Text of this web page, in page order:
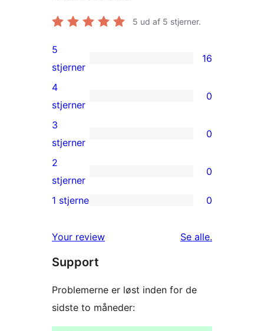
5 ud af 5 stjerner.
16
5-
stjernet
anmeldelser
5
stjerner
16
0
4-
stjernet
anmeldelser
4
stjerner
0
0
3-
stjernet
anmeldelser
3
stjerner
0
0
2-
anmeldelser
2
stjerner
0
stjernet
anmeldelser
1 stjerne 0
Your review Se alleanmeldelser
.
Support
Problemerne er løst inden for de
sidste to måneder: